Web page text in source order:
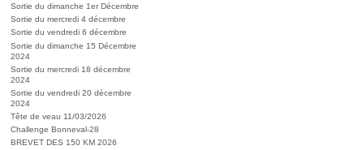
Sortie du dimanche 1er Décembre
Sortie du mercredi 4 décembre
Sortie du vendredi 6 décembre
Sortie du dimanche 15 Décembre
2024
Sortie du mercredi 18 décembre
2024
Sortie du vendredi 20 décembre
2024
Tête de veau 11/03/2026
Challenge Bonneval-28
BREVET DES 150 KM 2026